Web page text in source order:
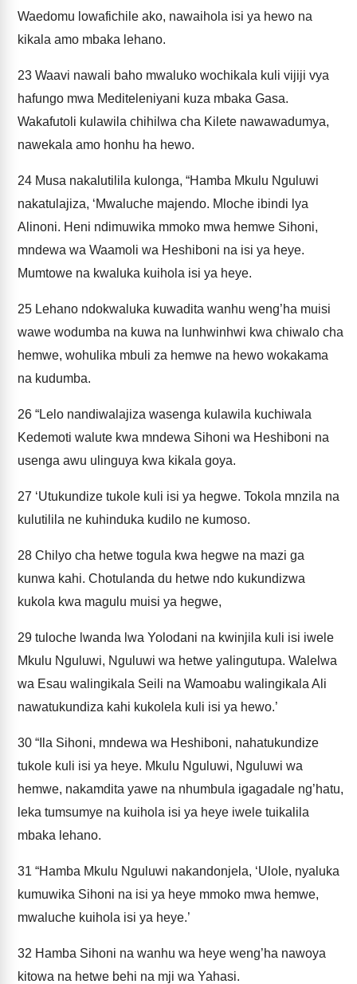
Waedomu lowafichile ako, nawaihola isi ya hewo na
kikala amo mbaka lehano.
23 Waavi nawali baho mwaluko wochikala kuli vijiji vya
hafungo mwa Mediteleniyani kuza mbaka Gasa.
Wakafutoli kulawila chihilwa cha Kilete nawawadumya,
nawekala amo honhu ha hewo.
24 Musa nakalutilila kulonga, “Hamba Mkulu Nguluwi
nakatulajiza, ‘Mwaluche majendo. Mloche ibindi lya
Alinoni. Heni ndimuwika mmoko mwa hemwe Sihoni,
mndewa wa Waamoli wa Heshiboni na isi ya heye.
Mumtowe na kwaluka kuihola isi ya heye.
25 Lehano ndokwaluka kuwadita wanhu weng’ha muisi
wawe wodumba na kuwa na lunhwinhwi kwa chiwalo cha
hemwe, wohulika mbuli za hemwe na hewo wokakama
na kudumba.
26 “Lelo nandiwalajiza wasenga kulawila kuchiwala
Kedemoti walute kwa mndewa Sihoni wa Heshiboni na
usenga awu ulinguya kwa kikala goya.
27 ‘Utukundize tukole kuli isi ya hegwe. Tokola mnzila na
kulutilila ne kuhinduka kudilo ne kumoso.
28 Chilyo cha hetwe togula kwa hegwe na mazi ga
kunwa kahi. Chotulanda du hetwe ndo kukundizwa
kukola kwa magulu muisi ya hegwe,
29 tuloche lwanda lwa Yolodani na kwinjila kuli isi iwele
Mkulu Nguluwi, Nguluwi wa hetwe yalingutupa. Walelwa
wa Esau walingikala Seili na Wamoabu walingikala Ali
nawatukundiza kahi kukolela kuli isi ya hewo.’
30 “Ila Sihoni, mndewa wa Heshiboni, nahatukundize
tukole kuli isi ya heye. Mkulu Nguluwi, Nguluwi wa
hemwe, nakamdita yawe na nhumbula igagadale ng’hatu,
leka tumsumye na kuihola isi ya heye iwele tuikalila
mbaka lehano.
31 “Hamba Mkulu Nguluwi nakandonjela, ‘Ulole, nyaluka
kumuwika Sihoni na isi ya heye mmoko mwa hemwe,
mwaluche kuihola isi ya heye.’
32 Hamba Sihoni na wanhu wa heye weng’ha nawoya
kitowa na hetwe behi na mji wa Yahasi.